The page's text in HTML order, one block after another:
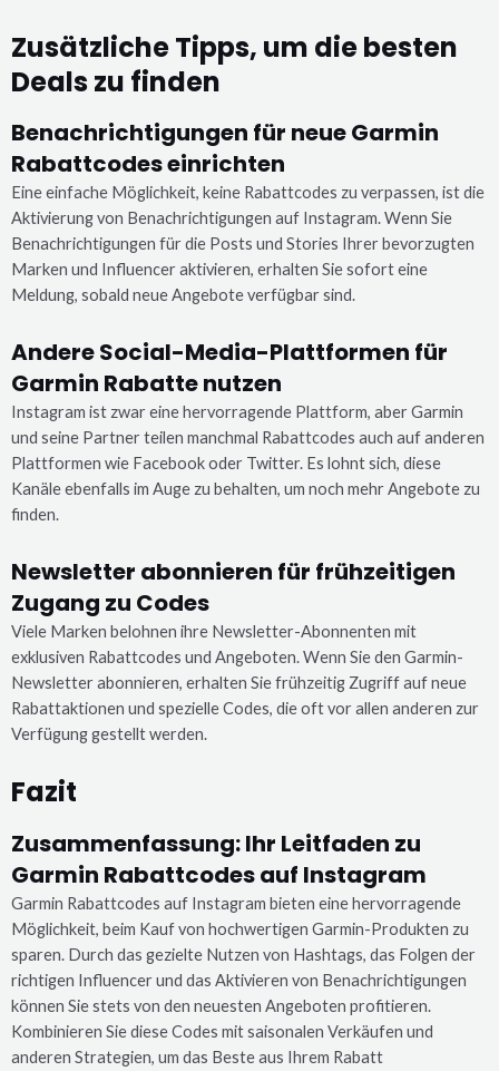
Zusätzliche Tipps, um die besten
Deals zu finden
Benachrichtigungen für neue Garmin
Rabattcodes einrichten
Eine einfache Möglichkeit, keine Rabattcodes zu verpassen, ist die
Aktivierung von Benachrichtigungen auf Instagram. Wenn Sie
Benachrichtigungen für die Posts und Stories Ihrer bevorzugten
Marken und Influencer aktivieren, erhalten Sie sofort eine
Meldung, sobald neue Angebote verfügbar sind.
Andere Social-Media-Plattformen für
Garmin Rabatte nutzen
Instagram ist zwar eine hervorragende Plattform, aber Garmin
und seine Partner teilen manchmal Rabattcodes auch auf anderen
Plattformen wie Facebook oder Twitter. Es lohnt sich, diese
Kanäle ebenfalls im Auge zu behalten, um noch mehr Angebote zu
finden.
Newsletter abonnieren für frühzeitigen
Zugang zu Codes
Viele Marken belohnen ihre Newsletter-Abonnenten mit
exklusiven Rabattcodes und Angeboten. Wenn Sie den Garmin-
Newsletter abonnieren, erhalten Sie frühzeitig Zugriff auf neue
Rabattaktionen und spezielle Codes, die oft vor allen anderen zur
Verfügung gestellt werden.
Fazit
Zusammenfassung: Ihr Leitfaden zu
Garmin Rabattcodes auf Instagram
Garmin Rabattcodes auf Instagram bieten eine hervorragende
Möglichkeit, beim Kauf von hochwertigen Garmin-Produkten zu
sparen. Durch das gezielte Nutzen von Hashtags, das Folgen der
richtigen Influencer und das Aktivieren von Benachrichtigungen
können Sie stets von den neuesten Angeboten profitieren.
Kombinieren Sie diese Codes mit saisonalen Verkäufen und
anderen Strategien, um das Beste aus Ihrem Rabatt